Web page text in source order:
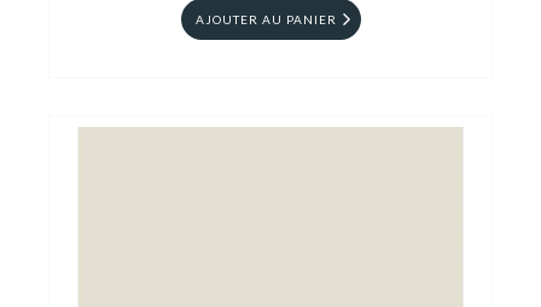
AJOUTER AU PANIER